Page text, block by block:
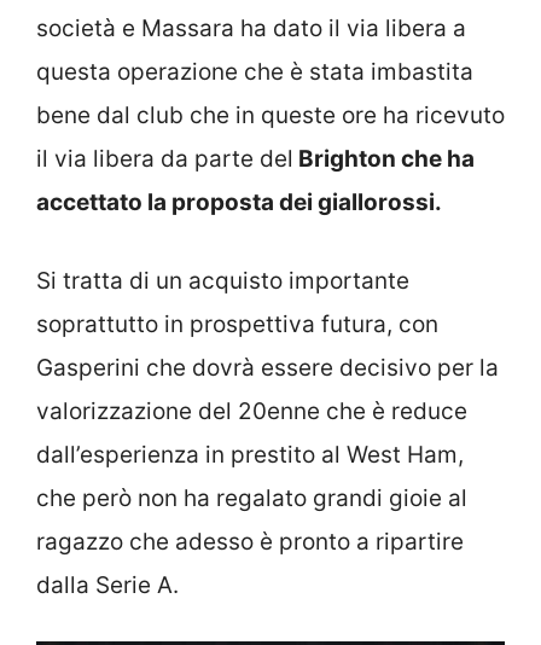
società e Massara ha dato il via libera a
questa operazione che è stata imbastita
bene dal club che in queste ore ha ricevuto
il via libera da parte del Brighton che ha
accettato la proposta dei giallorossi.
Si tratta di un acquisto importante
soprattutto in prospettiva futura, con
Gasperini che dovrà essere decisivo per la
valorizzazione del 20enne che è reduce
dall’esperienza in prestito al West Ham,
che però non ha regalato grandi gioie al
ragazzo che adesso è pronto a ripartire
dalla Serie A.